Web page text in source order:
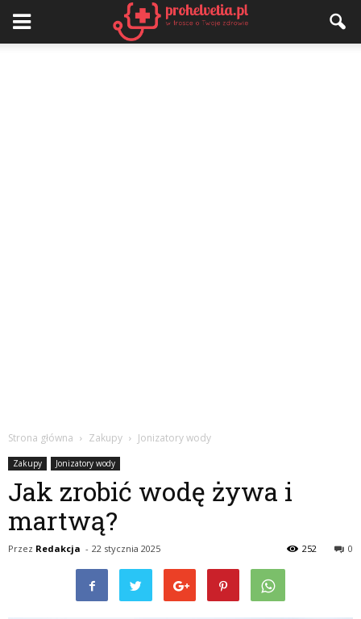
Strona główna Zakupy Jonizatory wody
Zakupy Jonizatory wody
Jak zrobić wodę żywa i
martwą?
Przez Redakcja - 22 stycznia 2025 0
252